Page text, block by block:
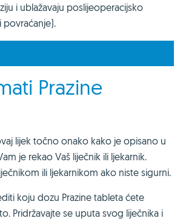
i ublažavaju poslijeoperacijsko
povraćanje).
Prazine
lijek točno onako kako je opisano u
je rekao Vaš liječnik ili ljekarnik.
ili ljekarnikom ako niste sigurni.
koju dozu Prazine tableta ćete
Pridržavajte se uputa svog liječnika i